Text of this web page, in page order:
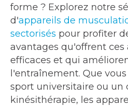
forme ? Explorez notre
d'appareils de
sectorisés pour profiter
avantages qu'offrent ces
efficaces et qui
l'entraînement. Que
sport universitaire ou un
kinésithérapie, les